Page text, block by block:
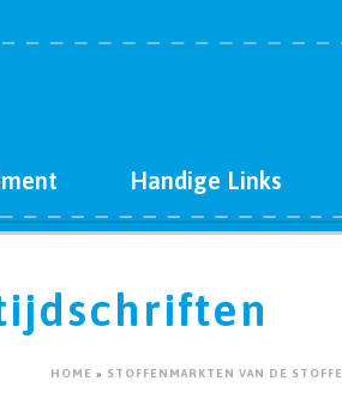
Handige Links
HOME » STOFFENMARKTEN VAN DE